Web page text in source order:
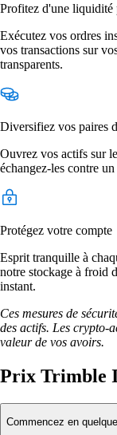
Profitez d'une liquidité
Exécutez vos ordres
vos transactions sur
transparents.
Diversifiez vos paires
Ouvrez vos actifs sur
échangez-les contre
Protégez votre compte
Esprit tranquille à
notre stockage à froid
instant.
Ces mesures de
des actifs. Les crypto-
valeur de vos avoirs.
Prix Trimble
Commencez en